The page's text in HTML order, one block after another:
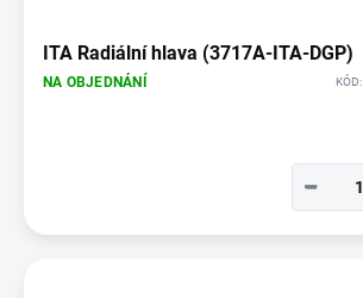
ITA Radiální hlava (3717A-ITA-DGP)
NA OBJEDNÁNÍ KÓD:
−